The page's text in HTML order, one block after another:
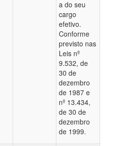
a do seu
cargo
efetivo.
Conforme
previsto nas
Leis nº
9.532, de
30 de
dezembro
de 1987 e
nº 13.434,
de 30 de
dezembro
de 1999.